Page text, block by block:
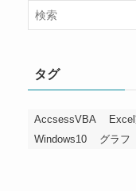
タグ
AccsessVBA
Windows10
グラフ